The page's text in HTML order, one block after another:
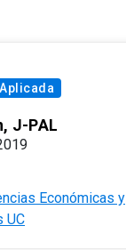
J-PAL
Económicas y
UC